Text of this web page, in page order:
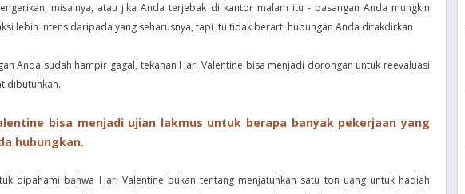
misalnya, atau jika Anda terjebak di kantor malam itu - pasangan Anda mungkin
lebih intens daripada yang seharusnya, tapi itu tidak berarti hubungan Anda ditakdirkan
Anda sudah hampir gagal, tekanan Hari Valentine bisa menjadi dorongan untuk reevaluasi
dibutuhkan.
bisa menjadi ujian lakmus untuk berapa banyak pekerjaan yang
hubungkan.
dipahami bahwa Hari Valentine bukan tentang menjatuhkan satu ton uang untuk hadiah